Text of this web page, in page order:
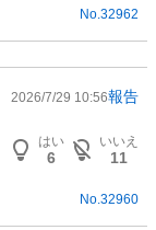
No. 32962
2026/7/29 10:56報告
はい
6
いいえ
11
No.32960